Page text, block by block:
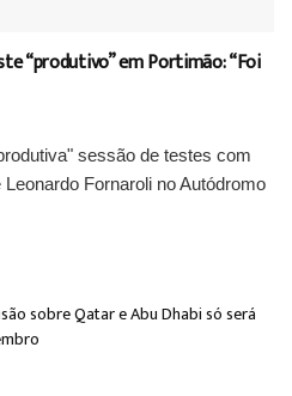
“produtivo” em Portimão: “Foi
sessão de testes com
Fornaroli no Autódromo
sobre Qatar e Abu Dhabi só será